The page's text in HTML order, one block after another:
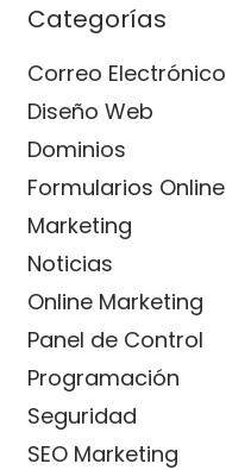
Categorías
Correo Electrónico
Diseño Web
Dominios
Formularios Online
Marketing
Noticias
Online Marketing
Panel de Control
Programación
Seguridad
SEO Marketing